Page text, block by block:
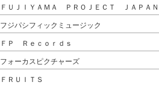
ＦＵＪＩＹＡＭＡ ＰＲＯＪＥＣＴ ＪＡＰＡＮ
フジパシフィックミュージック
ＦＰ Ｒｅｃｏｒｄｓ
フォーカスピクチャーズ
ＦＲＵＩＴＳ